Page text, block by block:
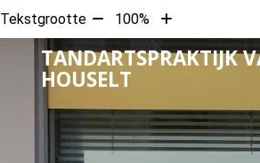
Tekstgrootte Tekst
verkleinen
met
10%
100%
Tekst
vergroten
met
TANDARTSPRAKTIJK
HOUSELT